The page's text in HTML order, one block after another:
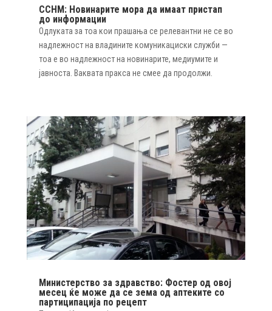
ССНМ: Новинарите мора да имаат пристап
до информации
Одлуката за тоа кои прашања се релевантни не се во
надлежност на владините комуникациски служби —
тоа е во надлежност на новинарите, медиумите и
јавноста. Ваквата пракса не смее да продолжи.
Министерство за здравство: Фостер од овој
месец ќе може да се зема од аптеките со
партиципација по рецепт